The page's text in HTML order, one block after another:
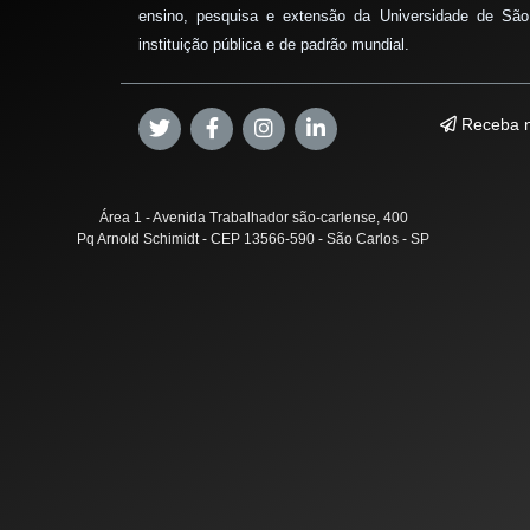
ensino, pesquisa e extensão da Universidade de
instituição pública e de padrão mundial.
Receba
Área 1 - Avenida Trabalhador são-carlense, 400
Pq Arnold Schimidt - CEP 13566-590 - São Carlos - SP